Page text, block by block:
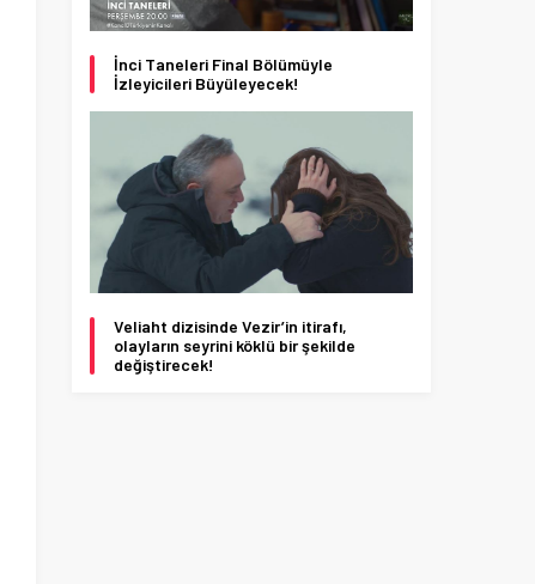
İnci Taneleri Final Bölümüyle
İzleyicileri Büyüleyecek!
Veliaht dizisinde Vezir’in itirafı,
olayların seyrini köklü bir şekilde
değiştirecek!